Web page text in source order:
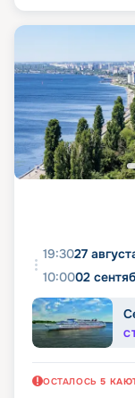
19:3027
10:0002
ОСТАЛОСЬ 5